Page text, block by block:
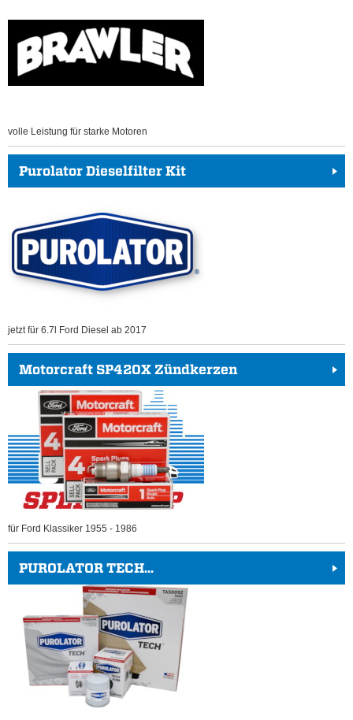
volle Leistung für starke Motoren
Purolator Dieselfilter Kit
jetzt für 6.7l Ford Diesel ab 2017
Motorcraft SP420X Zündkerzen
für Ford Klassiker 1955 - 1986
PUROLATOR TECH...